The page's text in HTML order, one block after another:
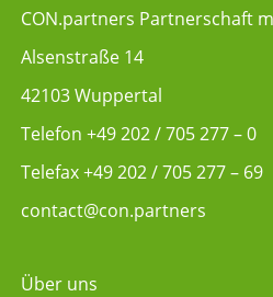
CON.partners Partnerschaft
Alsenstraße 14
42103 Wuppertal
Telefon +49 202 / 705 277 – 0
Telefax +49 202 / 705 277 – 69
contact@con.partners
Über uns